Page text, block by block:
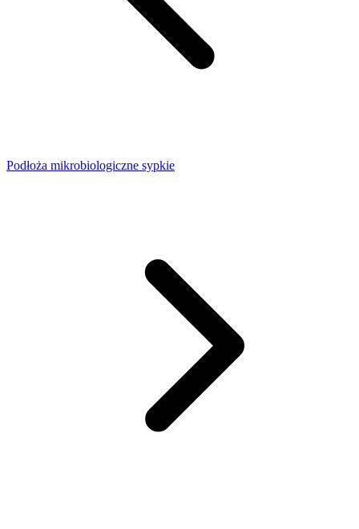
Podłoża mikrobiologiczne sypkie